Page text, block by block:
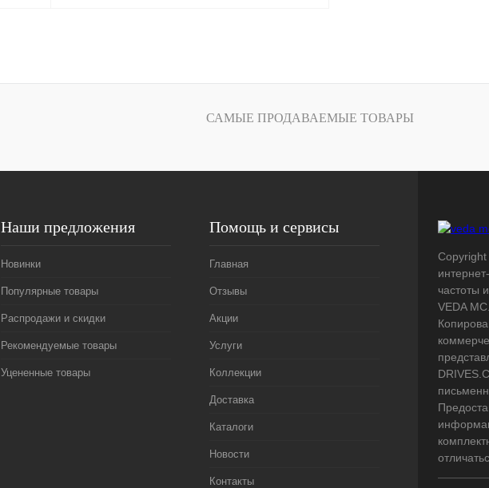
Купить в 1 клик Сравнение
САМЫЕ ПРОДАВАЕМЫЕ ТОВАРЫ
Наши предложения
Новинки
Популярные товары
Распродажи и скидки
Рекомендуемые товары
Уцененные товары
Помощь и сервисы
Главная
Отзывы
Акции
Услуги
Коллекции
Доставка
Каталоги
Новости
Контакты
частоты
VEDA